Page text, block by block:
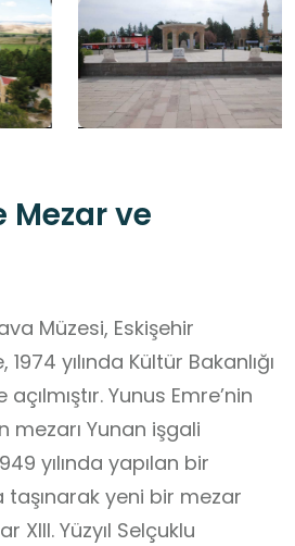
Mezar ve
Müzesi, Eskişehir
yılında Kültür Bakanlığı
Yunus Emre’nin
mezarı Yunan işgali
yılında yapılan bir
taşınarak yeni bir mezar
XIII. Yüzyıl Selçuklu